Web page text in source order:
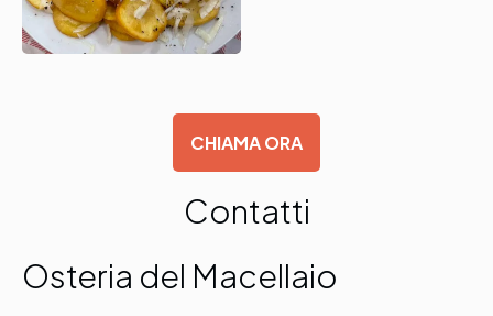
CHIAMA ORA
Contatti
Osteria del Macellaio